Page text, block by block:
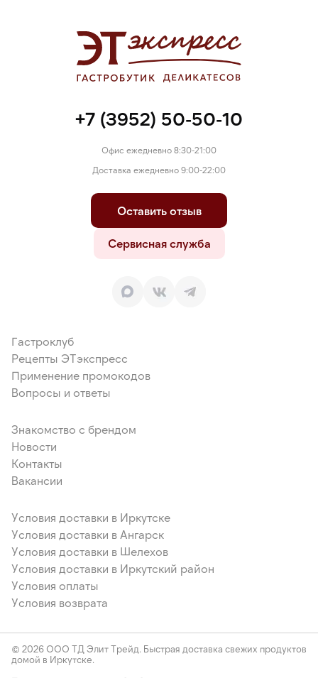
+7 (3952) 50-50-10
Офис ежедневно 8:30-21:00
Доставка ежедневно 9:00-22:00
Оставить отзыв
Сервисная служба
Гастроклуб
Рецепты ЭТэкспресс
Применение промокодов
Вопросы и ответы
Знакомство с брендом
Новости
Контакты
Вакансии
Условия доставки в Иркутске
Условия доставки в Ангарск
Условия доставки в Шелехов
Условия доставки в Иркутский район
Условия оплаты
Условия возврата
© 2026 ООО ТД Элит Трейд. Быстрая доставка свежих продуктов
домой в Иркутске.